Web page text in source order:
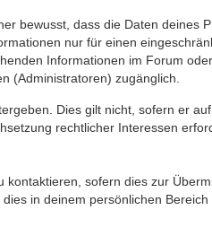
bewusst, dass die Daten deines
nur für einen
Informationen im Forum
(Administratoren) zugänglich.
Dies gilt nicht, sofern er
rechtlicher Interessen
sofern dies zur
in deinem persönlichen Bereich